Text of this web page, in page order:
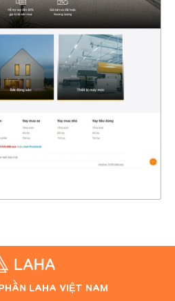
47361
TIẾT
THỰC TẾ
LAHA VIỆT NAM